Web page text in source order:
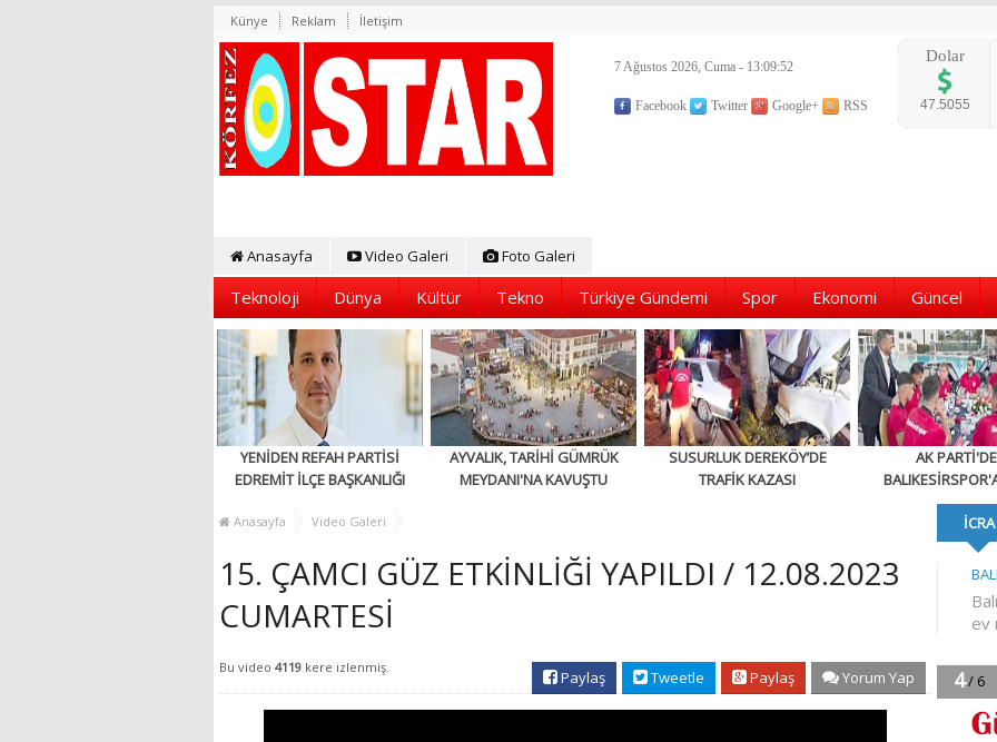
Künye Reklam İletişim
7 Ağustos 2026, Cuma - 13:09:54
Facebook Twitter Google+ RSS
Dolar
47.5055
Anasayfa Video Galeri Foto Galeri
Teknoloji Dünya Kültür Tekno Türkiye Gündemi Spor Ekonomi Güncel
YENİDEN REFAH PARTİSİ
EDREMİT İLÇE BAŞKANLIĞI
AÇILIYOR!
AYVALIK, TARİHİ GÜMRÜK
MEYDANI'NA KAVUŞTU
SUSURLUK DEREKÖY’DE
TRAFİK KAZASI
AK
FORMA
Anasayfa Video Galeri
15. ÇAMCI GÜZ ETKİNLİĞİ YAPILDI / 12.08.2023
CUMARTESİ
Bu video 4119 kere izlenmiş.
Paylaş Tweetle Paylaş Yorum Yap